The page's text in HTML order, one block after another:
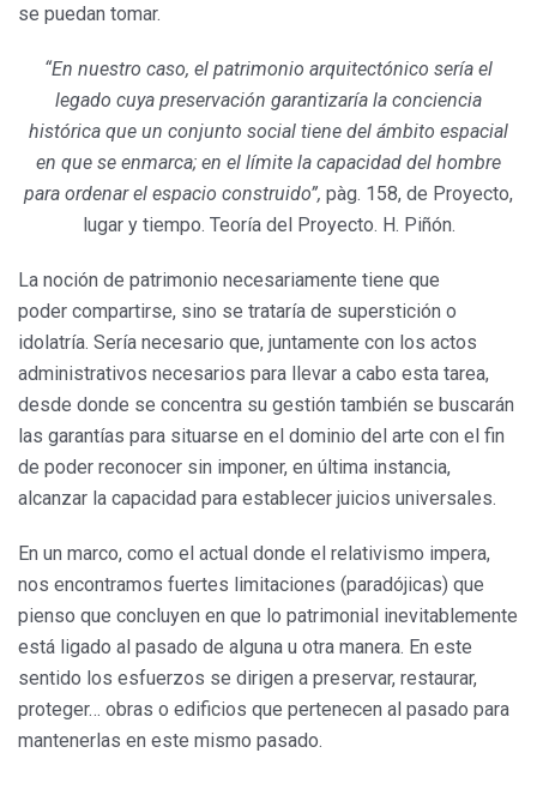
se puedan tomar.
“En nuestro caso, el patrimonio arquitectónico sería el
legado cuya preservación garantizaría la conciencia
histórica que un conjunto social tiene del ámbito espacial
en que se enmarca; en el límite la capacidad del hombre
para ordenar el espacio construido”, pàg. 158, de Proyecto,
lugar y tiempo. Teoría del Proyecto. H. Piñón.
La noción de patrimonio necesariamente tiene que
poder compartirse, sino se trataría de superstición o
idolatría. Sería necesario que, juntamente con los actos
administrativos necesarios para llevar a cabo esta tarea,
desde donde se concentra su gestión también se buscarán
las garantías para situarse en el dominio del arte con el fin
de poder reconocer sin imponer, en última instancia,
alcanzar la capacidad para establecer juicios universales.
En un marco, como el actual donde el relativismo impera,
nos encontramos fuertes limitaciones (paradójicas) que
pienso que concluyen en que lo patrimonial inevitablemente
está ligado al pasado de alguna u otra manera. En este
sentido los esfuerzos se dirigen a preservar, restaurar,
proteger… obras o edificios que pertenecen al pasado para
mantenerlas en este mismo pasado.